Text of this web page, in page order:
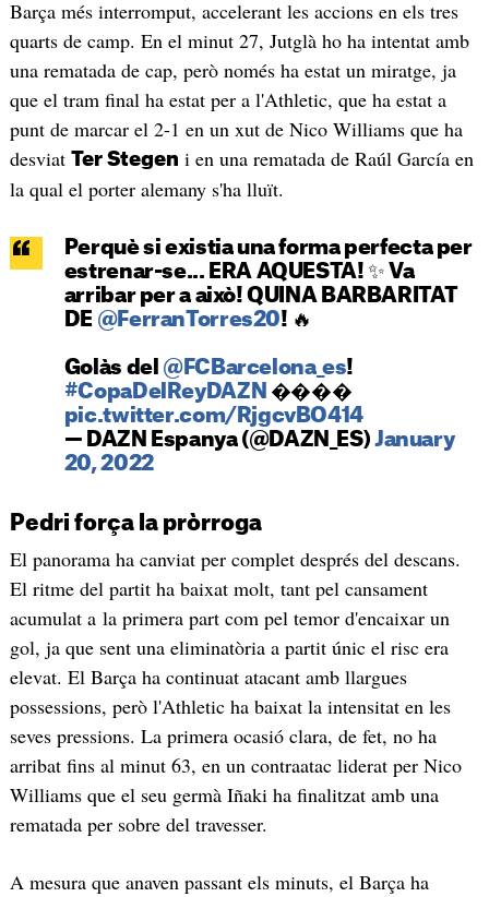
Barça més interromput, accelerant les accions en els tres
quarts de camp. En el minut 27, Jutglà ho ha intentat amb
una rematada de cap, però només ha estat un miratge, ja
que el tram final ha estat per a l'Athletic, que ha estat a
punt de marcar el 2-1 en un xut de Nico Williams que ha
desviat Ter Stegen i en una rematada de Raúl García en
la qual el porter alemany s'ha lluït.
Perquè si existia una forma perfecta per
estrenar-se... ERA AQUESTA! ✨ Va
arribar per a això! QUINA BARBARITAT
DE @FerranTorres20! 🔥
Golàs del @FCBarcelona_es!
#CopaDelReyDAZN ����
pic.twitter.com/RjgcvBO414
— DAZN Espanya (@DAZN_ES) January
20, 2022
Pedri força la pròrroga
El panorama ha canviat per complet després del descans.
El ritme del partit ha baixat molt, tant pel cansament
acumulat a la primera part com pel temor d'encaixar un
gol, ja que sent una eliminatòria a partit únic el risc era
elevat. El Barça ha continuat atacant amb llargues
possessions, però l'Athletic ha baixat la intensitat en les
seves pressions. La primera ocasió clara, de fet, no ha
arribat fins al minut 63, en un contraatac liderat per Nico
Williams que el seu germà Iñaki ha finalitzat amb una
rematada per sobre del travesser.
A mesura que anaven passant els minuts, el Barça ha